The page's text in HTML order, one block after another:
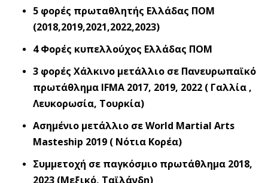
5 φορές πρωταθλητής Ελλάδας ΠΟΜ
(2018,2019,2021,2022,2023)
4 Φορές κυπελλούχος Ελλάδας ΠΟΜ
3 φορές Χάλκινο μετάλλιο σε Πανευρωπαϊκό
πρωτάθλημα IFMA 2017, 2019, 2022 ( Γαλλία ,
Λευκορωσία, Τουρκία)
Ασημένιο μετάλλιο σε World Martial Arts
Masteship 2019 ( Νότια Κορέα)
Συμμετοχή σε παγκόσμιο πρωτάθλημα 2018,
2023 (Μεξικό, Ταϊλάνδη)